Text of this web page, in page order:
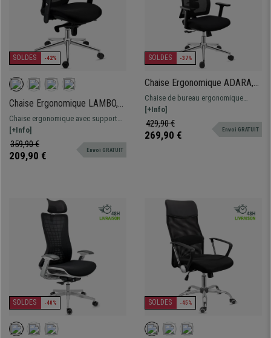
SOLDES -42%
Chaise Ergonomique LAMBO,
Utilisation 8h/jour, Support
Lombaire, Noir
Chaise ergonomique avec support
lombaire ajustable. Adaptée à un
usage intensif de 8 heures
[+Info]
359,90 €
209,90 € Envoi GRATUIT
SOLDES -37%
Chaise Ergonomique ADARA,
Totalement Réglable, Appui-
tête, Support Lombaire, Noir
Chaise de bureau ergonomique
totalement adaptable. Conception de
grande qualité, très confortable et
innovante.
[+Info]
429,90 €
269,90 € Envoi GRATUIT
SOLDES -40% SOLDES -45%